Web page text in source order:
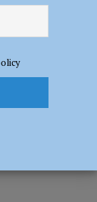
sosta,